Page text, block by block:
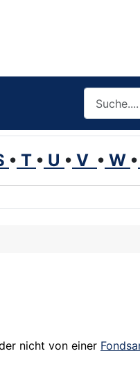
• T • U • V • W •
nicht von einer